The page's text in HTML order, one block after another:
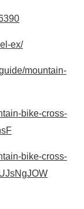
ex/
mountain-
bike-cross-
bike-cross-